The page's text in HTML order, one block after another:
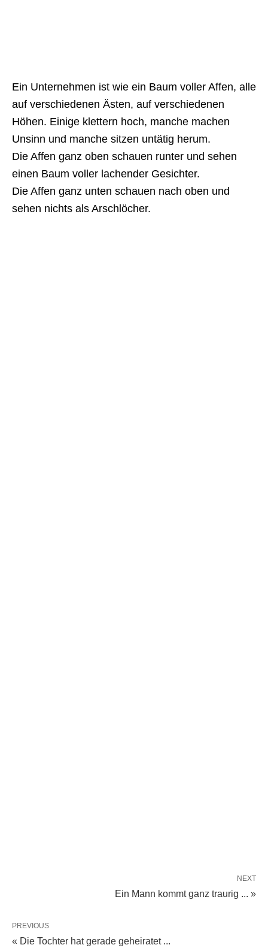
Ein Unternehmen ist wie ein Baum voller Affen, alle
auf verschiedenen Ästen, auf verschiedenen
Höhen. Einige klettern hoch, manche machen
Unsinn und manche sitzen untätig herum.
Die Affen ganz oben schauen runter und sehen
einen Baum voller lachender Gesichter.
Die Affen ganz unten schauen nach oben und
sehen nichts als Arschlöcher.
NEXT
Ein Mann kommt ganz traurig ... »
PREVIOUS
« Die Tochter hat gerade geheiratet ...